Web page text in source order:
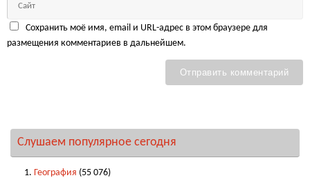
Сохранить моё имя, email и URL-адрес в этом браузере для
размещения комментариев в дальнейшем.
Слушаем популярное сегодня
География (55 076)